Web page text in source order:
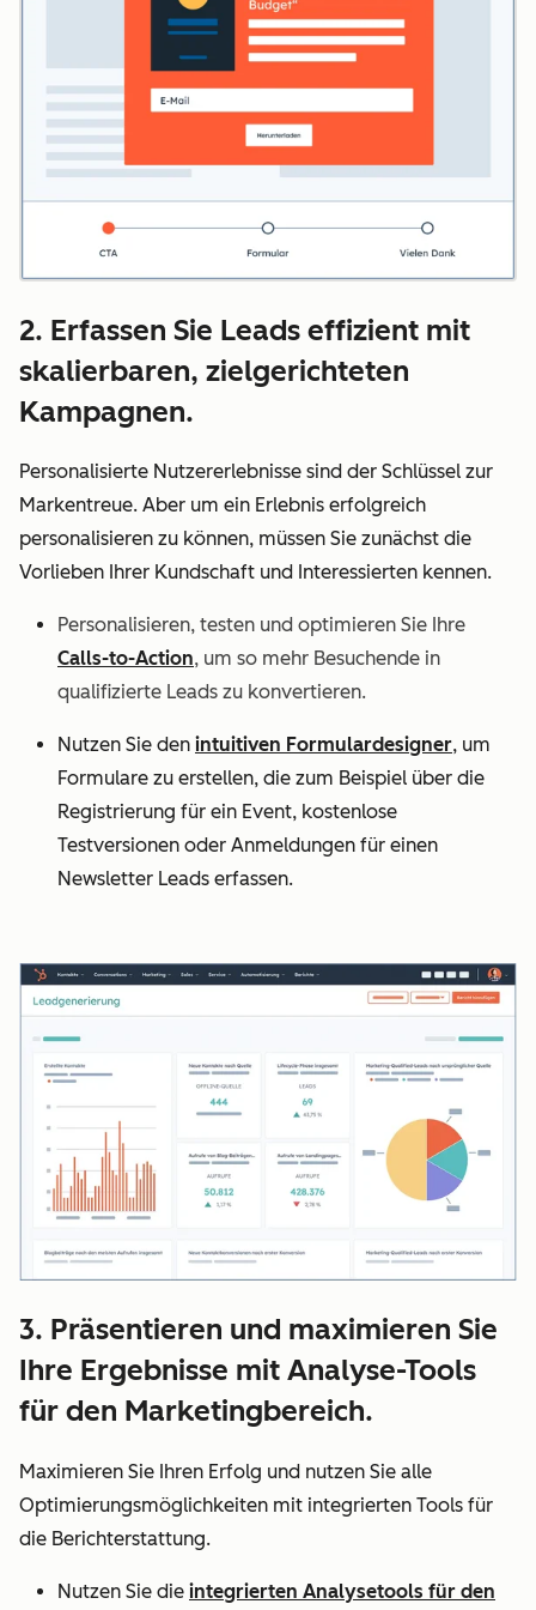
2. Erfassen Sie Leads effizient mit
skalierbaren, zielgerichteten
Kampagnen.
Personalisierte Nutzererlebnisse sind der Schlüssel zur
Markentreue. Aber um ein Erlebnis erfolgreich
personalisieren zu können, müssen Sie zunächst die
Vorlieben Ihrer Kundschaft und Interessierten kennen.
Personalisieren, testen und optimieren Sie Ihre
Calls-to-Action, um so mehr Besuchende in
qualifizierte Leads zu konvertieren.
Nutzen Sie den intuitiven Formulardesigner, um
Formulare zu erstellen, die zum Beispiel über die
Registrierung für ein Event, kostenlose
Testversionen oder Anmeldungen für einen
Newsletter Leads erfassen.
3. Präsentieren und maximieren Sie
Ihre Ergebnisse mit Analyse-Tools
für den Marketingbereich.
Maximieren Sie Ihren Erfolg und nutzen Sie alle
Optimierungsmöglichkeiten mit integrierten Tools für
die Berichterstattung.
Nutzen Sie die integrierten Analysetools für den